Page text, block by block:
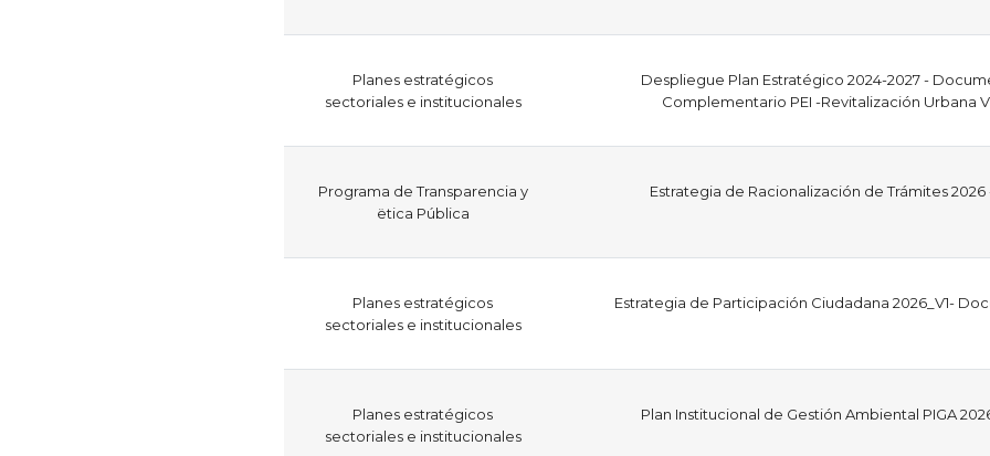
Planes estratégicos
sectoriales e institucionales
Despliegue Plan Estratégico 2024-2027 -
Complementario PEI -Revitalización Urbana
Programa de Transparencia y
ëtica Pública
Estrategia de Racionalización de Trámites 2026
Planes estratégicos
sectoriales e institucionales
Estrategia de Participación Ciudadana 2026_V1-
Planes estratégicos
sectoriales e institucionales
Plan Institucional de Gestión Ambiental PIGA